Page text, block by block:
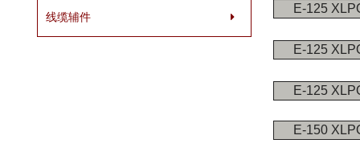
E-125
E-125
E-125
E-150
线缆辅件